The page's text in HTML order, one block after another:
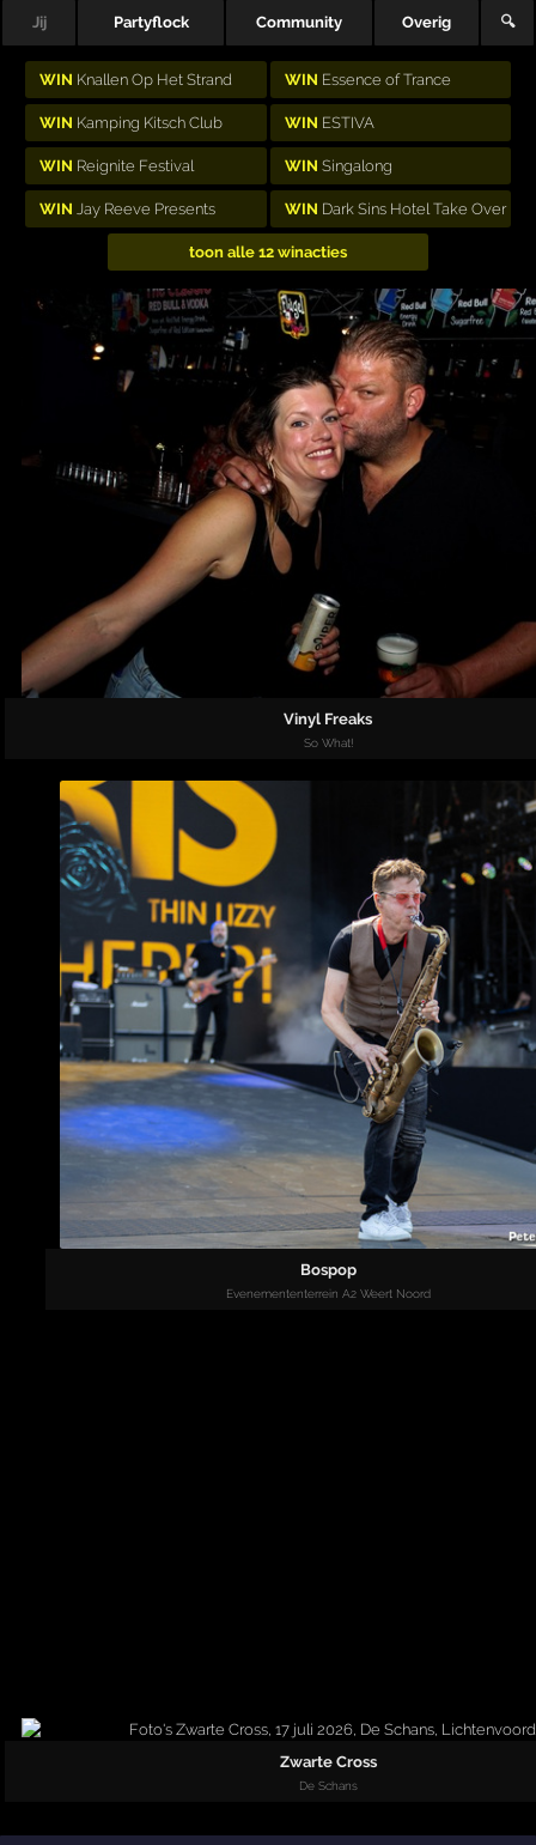
Jij Partyflock Community Overig 🔍
WIN Knallen Op Het Strand WIN Essence of Trance
WIN Kamping Kitsch Club WIN ESTIVA
WIN Reignite Festival WIN Singalong
WIN Jay Reeve Presents WIN Dark Sins Hotel Take Over
toon alle 12 winacties
Vinyl Freaks
So What!
Bospop
Evenemententerrein A2 Weert Noord
Zwarte Cross
De Schans